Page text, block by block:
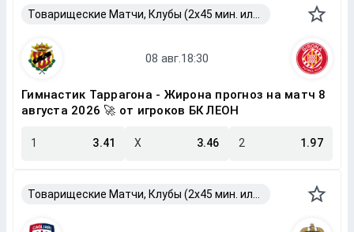
Гимнастик Таррагона - Жирона прогноз на матч 8
августа 2026 🚀 от игроков БК ЛЕОН
1 3.41 X 3.46 2 1.97